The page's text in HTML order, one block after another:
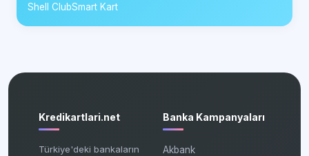
Shell ClubSmart Kart
Kredikartlari.net
Türkiye'deki bankaların
Banka Kampanyaları
Akbank